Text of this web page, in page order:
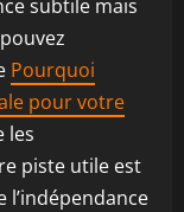
subtile mais
Pourquoi
pour votre
les
piste utile est